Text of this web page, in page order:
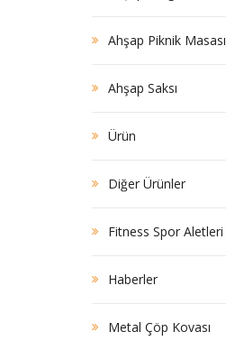
Ahşap Piknik Masası
Ahşap Saksı
Ürün
Diğer Ürünler
Fitness Spor Aletleri
Haberler
Metal Çöp Kovası